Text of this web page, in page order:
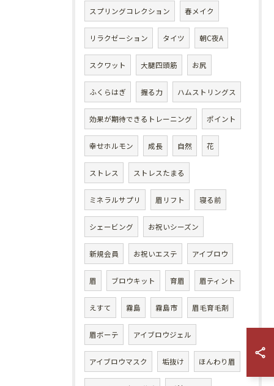
スプリングコレクション 春メイク
リラクゼーション タイツ 朝C夜A
スクワット 大腿四頭筋 お尻
ふくらはぎ 握る力 ハムストリングス
効果が期待できるトレーニング ポイント
幸せホルモン 成長 自然 花
ストレス ストレスたまる
ミネラルサプリ 眉リフト 寝る前
シェービング お祝いシーズン
新規会員 お祝いエステ アイブロウ
眉 ブロウキット 育眉 眉ティント
えすて 霧島 霧島市 眉毛育毛剤
眉ボーテ アイブロウジェル
アイブロウマスク 垢抜け ほんわり眉